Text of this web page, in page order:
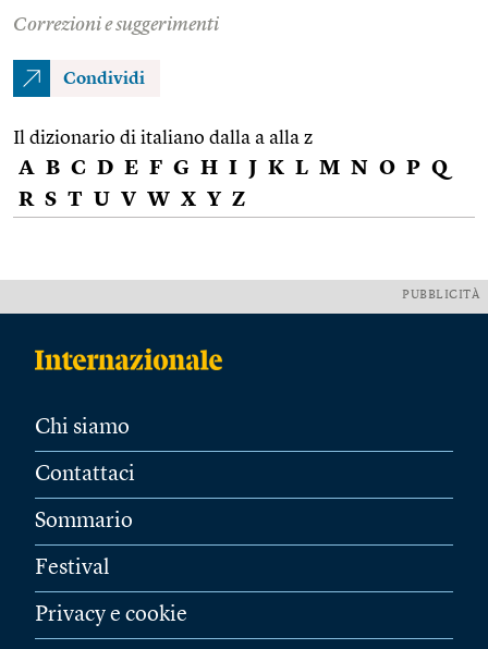
Correzioni e suggerimenti
Condividi
Il dizionario di italiano dalla a alla z
A B C D E F G H I J K L M N O P Q
R S T U V W X Y Z
PUBBLICITÀ
Chi siamo
Contattaci
Sommario
Festival
Privacy e cookie